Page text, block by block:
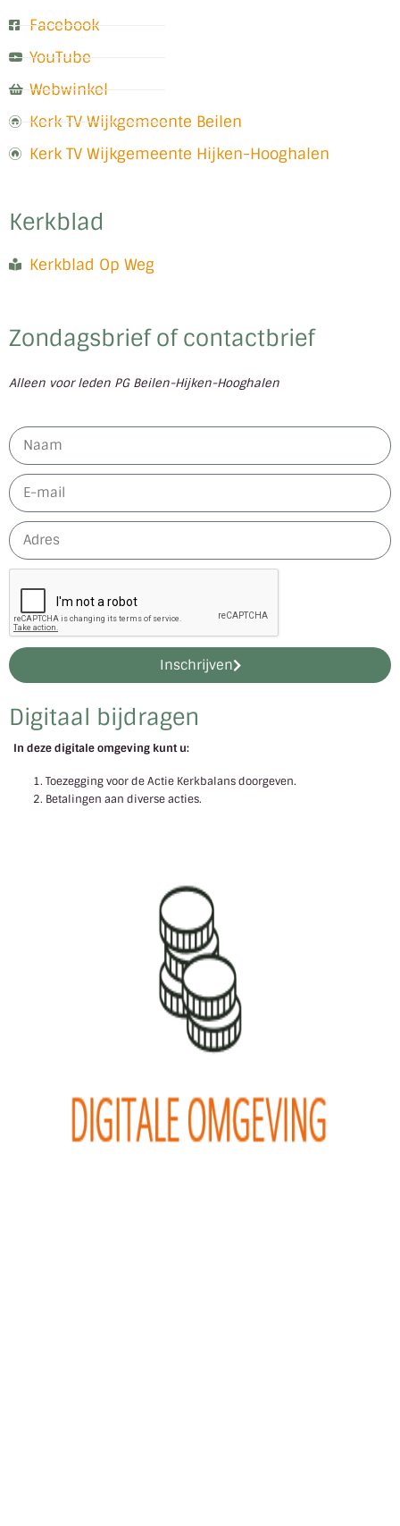
Digitaal bijdragen
In deze digitale omgeving kunt u:
Toezegging voor de Actie Kerkbalans doorgeven.
Betalingen aan diverse acties.
Facebook
YouTube
Webwinkel
Kerk TV Wijkgemeente Beilen
Kerk TV Wijkgemeente Hijken-Hooghalen
Kerkblad
Kerkblad Op Weg
Zondagsbrief of contactbrief
Alleen voor leden PG Beilen-Hijken-Hooghalen
Inschrijven